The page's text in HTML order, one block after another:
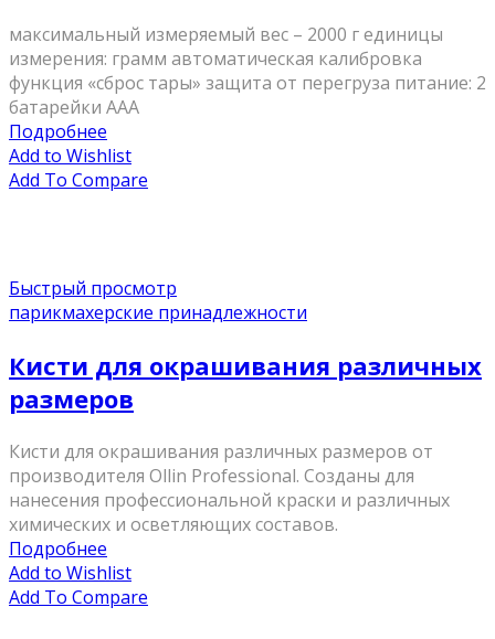
максимальный измеряемый вес – 2000 г единицы
измерения: грамм автоматическая калибровка
функция «сброс тары» защита от перегруза питание: 2
батарейки AAA
Подробнее
Add to Wishlist
Add To Compare
Быстрый просмотр
парикмахерские принадлежности
Кисти для окрашивания различных
размеров
Кисти для окрашивания различных размеров от
производителя Ollin Professional. Созданы для
нанесения профессиональной краски и различных
химических и осветляющих составов.
Подробнее
Add to Wishlist
Add To Compare